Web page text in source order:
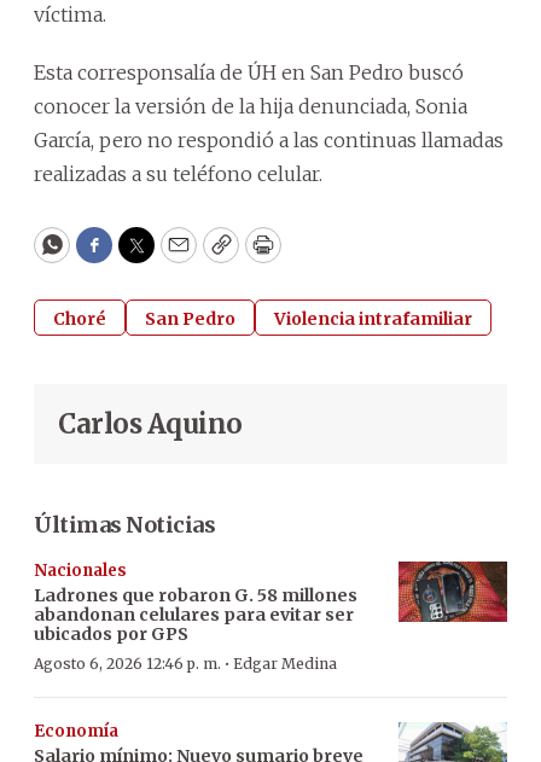
víctima.
Esta corresponsalía de ÚH en San Pedro buscó
conocer la versión de la hija denunciada, Sonia
García, pero no respondió a las continuas llamadas
realizadas a su teléfono celular.
WhatsApp
Facebook
Twitter
EmailCopyPrint
Choré San Pedro Violencia intrafamiliar
Carlos Aquino
Últimas Noticias
Nacionales
Ladrones que robaron G. 58 millones
abandonan celulares para evitar ser
ubicados por GPS
Agosto 6, 2026 12:46 p. m. · Edgar Medina
Economía
Salario mínimo: Nuevo sumario breve